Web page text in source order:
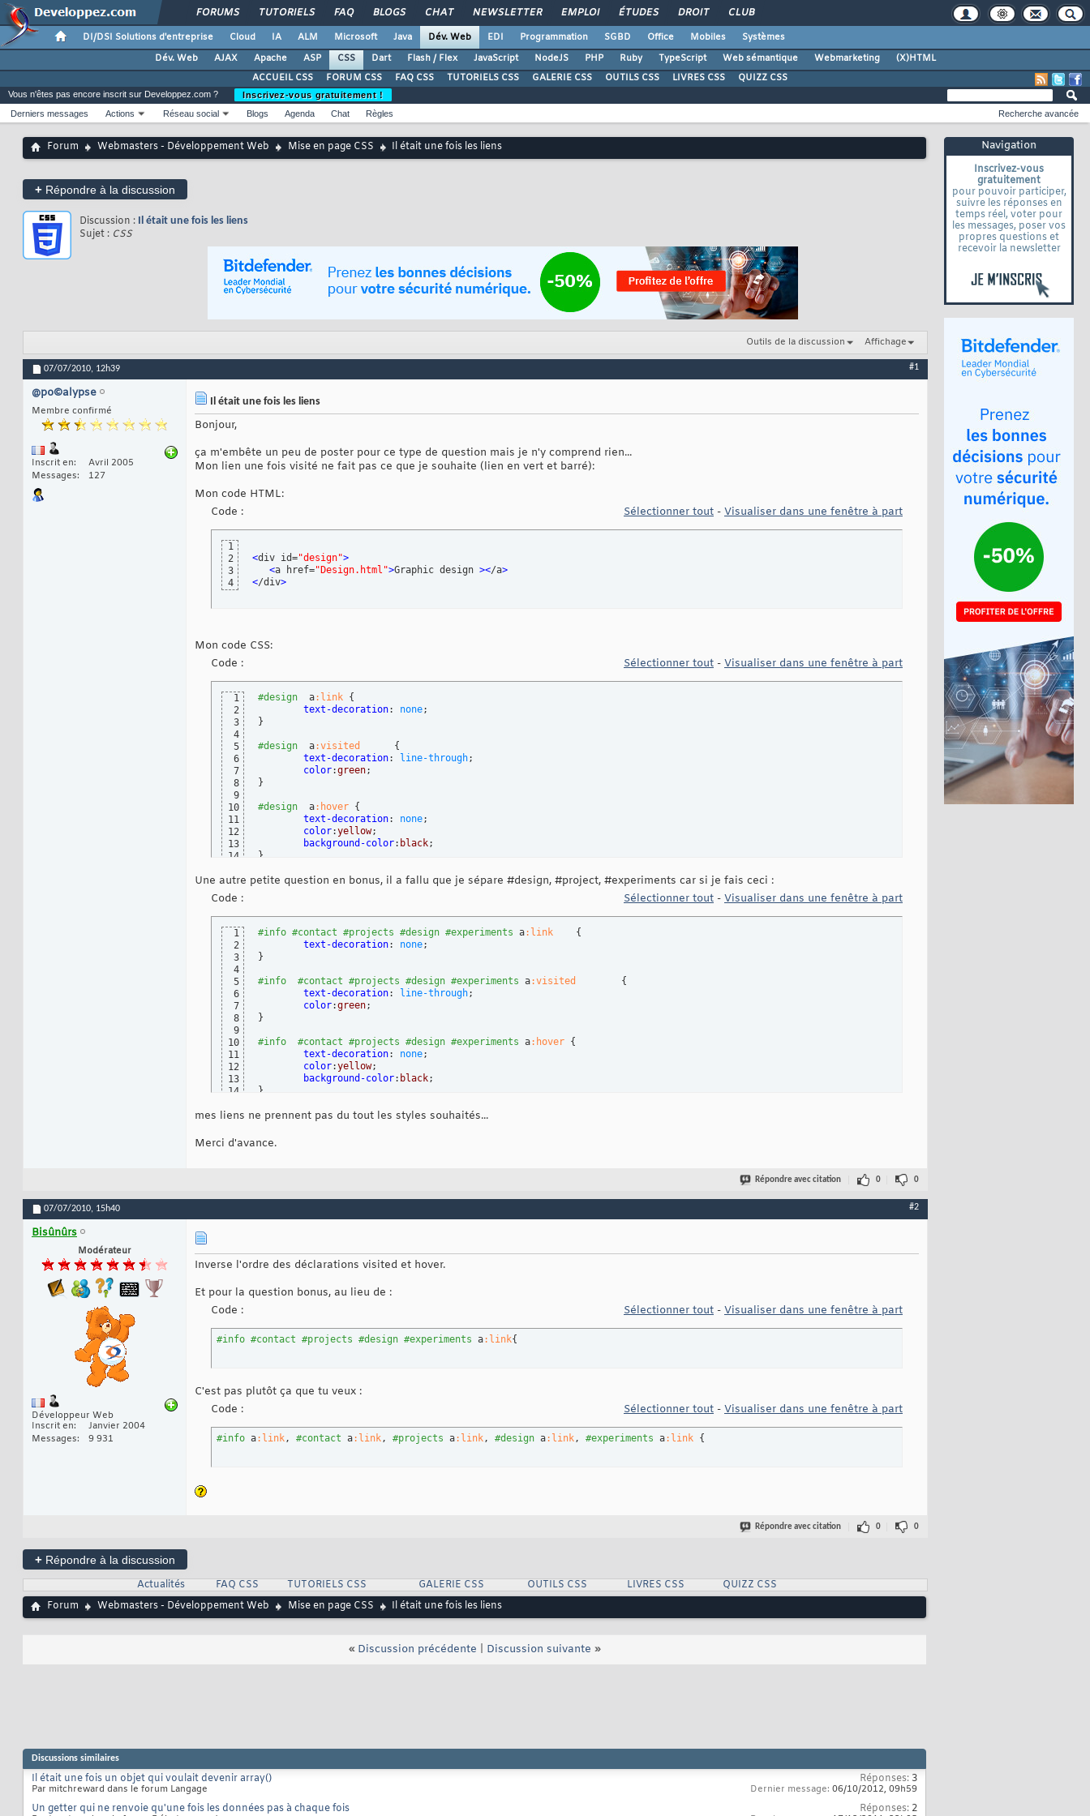
FORUMS TUTORIELS FAQ BLOGS CHAT NEWSLETTER EMPLOI ÉTUDES DROIT CLUB
DI/DSI Solutions d'entreprise Cloud IA ALM Microsoft Java Dév. Web EDI Programmation SGBD Office Mobiles
Systèmes
Dév. Web
AJAX Apache ASP CSS Dart Flash / Flex JavaScript NodeJS PHP Ruby TypeScript Web sémantique Webmarketing
(X)HTML
ACCUEIL CSS
FORUM CSS FAQ CSS TUTORIELS CSS GALERIE CSS OUTILS CSS LIVRES CSS QUIZZ CSS
Navigation
Inscrivez-vous
gratuitement
pour pouvoir participer,
suivre les réponses en
temps réel, voter pour
les messages, poser vos
propres questions et
recevoir la newsletter
Vous n'êtes pas encore inscrit sur Developpez.com ?
Inscrivez-vous gratuitement !
Derniers messages
Actions Réseau social Blogs Agenda Chat Règles Recherche avancée
Forum Webmasters - Développement Web Mise en page CSS Il était une fois les liens
+ Répondre à la discussion
Discussion : Il était une fois les liens
Sujet : CSS
Outils de la discussion Affichage
07/07/2010, 12h39 #1
@po©alypse
Membre confirmé
Inscrit en
Avril 2005
Messages
127
Il était une fois les liens
Bonjour,
ça m'embête un peu de poster pour ce type de question mais je n'y comprend rien...
Mon lien une fois visité ne fait pas ce que je souhaite (lien en vert et barré):
Mon code HTML:
Code :
Sélectionner tout - Visualiser dans une fenêtre à part
1
2
3
4
<div id="design">
<a href="Design.html">Graphic design ></a>
</div>
Mon code CSS:
Code :
Sélectionner tout - Visualiser dans une fenêtre à part
1
2
3
4
5
6
7
8
9
10
11
12
13
14
16
17
18
#design
  a
:link {
text-decoration: none
}
#design
  a
:visited
{
text-decoration: line-through;
color:green
}
#design
  a
:hover {
text-decoration: none;
color:yellow;
background-color: black
}
#design
  a
:focus
{
Une autre petite question en bonus, il a fallu que je sépare #design, #project, #experiments car si je fais ceci :
Code :
Sélectionner tout - Visualiser dans une fenêtre à part
1
2
3
4
5
6
7
8
9
10
11
12
13
14
16
18
#info #contact #projects #design #experiments a:link
{
text-decoration: none
}
#info #contact #projects #design #experiments a:visited
{
text-decoration: line-through;
color:green
}
#info #contact #projects #design #experiments a:hover {
text-decoration: none;
color:yellow;
background-color: black
}
#info #contact #projects #design #experiments
}
mes liens ne prennent pas du tout les styles souhaités...
Merci d'avance.
Répondre avec citation 0 0
07/07/2010, 15h40 #2
Bisûnûrs
Modérateur
Développeur Web
Inscrit en
Janvier 2004
Messages
9 931
Inverse l'ordre des déclarations visited et hover.
Et pour la question bonus, au lieu de :
Code :
Sélectionner tout - Visualiser dans une fenêtre à part
#info #contact #projects #design #experiments a:link{
C'est pas plutôt ça que tu veux :
Code :
Sélectionner tout - Visualiser dans une fenêtre à part
#info a:link, #contact a:link, #projects a:link, #design a:link, #experiments a:link {
Répondre avec citation 0 0
+ Répondre à la discussion
Actualités
FAQ CSS TUTORIELS CSS GALERIE CSS OUTILS CSS LIVRES CSS
QUIZZ CSS
Forum
Webmasters - Développement Web Mise en page CSS Il était une fois les liens
« Discussion précédente Discussion suivante »
Discussions similaires
Il était une fois un objet qui voulait devenir array()
Par mitchreward dans le forum Langage
Réponses: 3
Dernier message: 06/10/2012, 09h59
Un getter qui ne renvoie qu'une fois les données pas à chaque fois Réponses: 2